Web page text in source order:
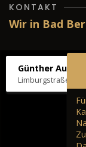
KONTAKT
Wir in Bad
Günther Autos
Limburgstraße 39,